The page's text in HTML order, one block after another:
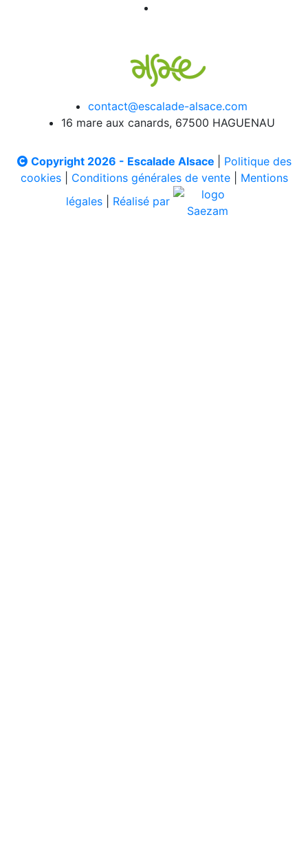
contact@escalade-alsace.com
16 mare aux canards, 67500 HAGUENAU
Copyright 2026 - Escalade Alsace
Politique des
cookies| Conditions générales de vente| Mentions
légales
Réalisé par